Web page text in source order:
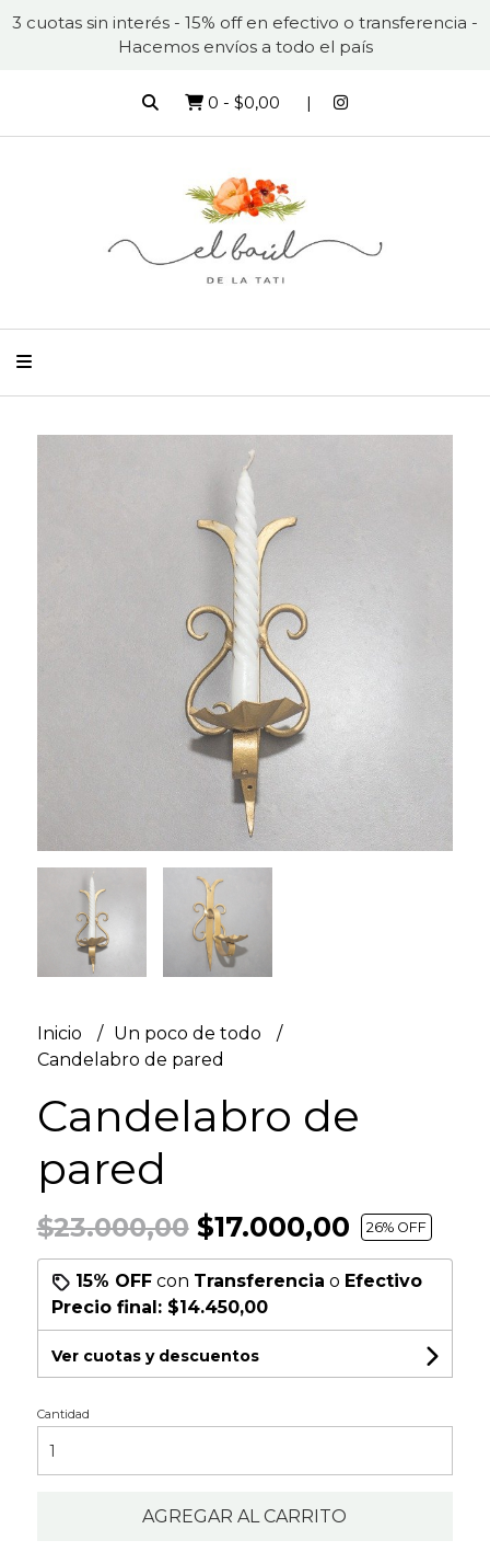
3 cuotas sin interés - 15% off en efectivo o transferencia -
Hacemos envíos a todo el país
0 - $0,00
Inicio
Un poco de todo
Candelabro de pared
Candelabro de
pared
$23.000,00$17.000,00 26% OFF
15% OFFcon Transferencia o Efectivo
Precio final: $14.450,00
Ver cuotas y descuentos
Cantidad
AGREGAR AL CARRITO